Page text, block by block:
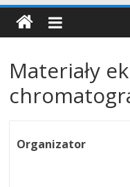
Aparatura
Badania
Materiały
Organizator